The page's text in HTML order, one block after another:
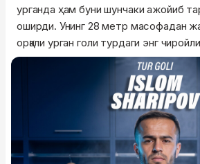
урганда ҳам буни шунчаки ажойиб
оширди. Унинг 28 метр масофадан
орқали урган голи турдаги энг